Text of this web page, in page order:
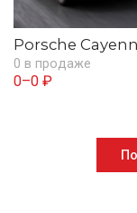
Porsche
0 в продаже
0–0 ₽